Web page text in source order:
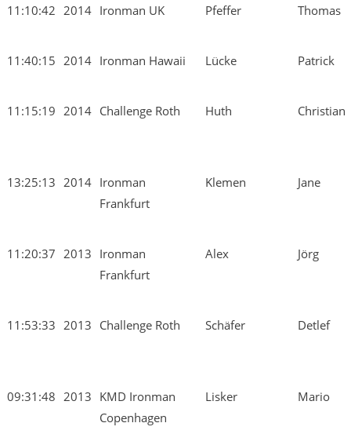
11:10:42 2014 Ironman UK Pfeffer Thomas
11:40:15 2014 Ironman Hawaii Lücke Patrick
11:15:19 2014 Challenge Roth Huth Christian
13:25:13 2014 Ironman
Frankfurt
Klemen Jane
11:20:37 2013 Ironman
Frankfurt
Alex Jörg
11:53:33 2013 Challenge Roth Schäfer Detlef
09:31:48 2013 KMD Ironman
Copenhagen
Lisker Mario